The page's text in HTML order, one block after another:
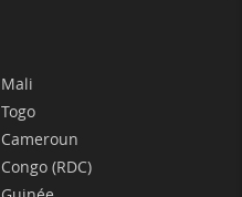
Mali
Togo
Cameroun
Congo (RDC)